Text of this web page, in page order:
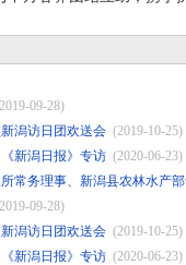
09-28)
潟访日团欢送会 (2019-10-25)
新潟日报》专访 (2020-06-23)
常务理事、新潟县农林水产
09-28)
潟访日团欢送会 (2019-10-25)
新潟日报》专访 (2020-06-23)